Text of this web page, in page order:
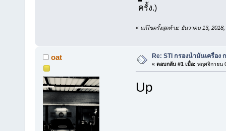
ครั้ง.)
« แก้ไขครั้งสุดท้าย: ธันวาคม 13,
oat Re: STI กรองน้ำมันเครื่อง
« ตอบกลับ #1 เมื่อ: พฤศจิกายน
Up